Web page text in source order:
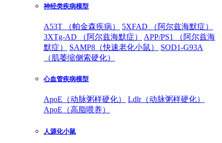
神经类疾病模型
A53T （帕金森疾病）
5XFAD （阿尔兹海默症）
3XTg-AD （阿尔兹海默症）
APP/PS1 （阿尔兹海
默症）
SAMP8（快速老化小鼠）
SOD1-G93A
（肌萎缩侧索硬化）
心血管疾病模型
ApoE（动脉粥样硬化）
Ldlr（动脉粥样硬化）
ApoE（高脂喂养）
人源化小鼠